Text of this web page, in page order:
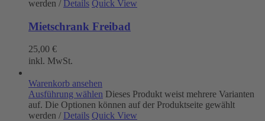
werden / Details Quick View
Mietschrank Freibad
25,00 €
inkl. MwSt.
Warenkorb ansehen
Ausführung wählen Dieses Produkt weist mehrere Varianten
auf. Die Optionen können auf der Produktseite gewählt
werden / Details Quick View